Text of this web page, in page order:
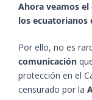
Ahora veamos
los ecuatorianos
Por ello, no es
comunicación
protección en el
censurado por la